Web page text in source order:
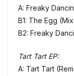
A: Freaky
B1: The Egg
B2: Freaky
Tart Tart EP:
A: Tart Tart